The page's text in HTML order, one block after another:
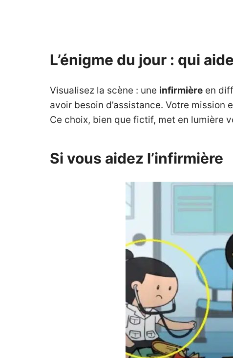
L’énigme du jour : qui
Visualisez la scène : une infirmière en
avoir besoin d’assistance. Votre
Ce choix, bien que fictif, met en lumière
Si vous aidez l’infirmière